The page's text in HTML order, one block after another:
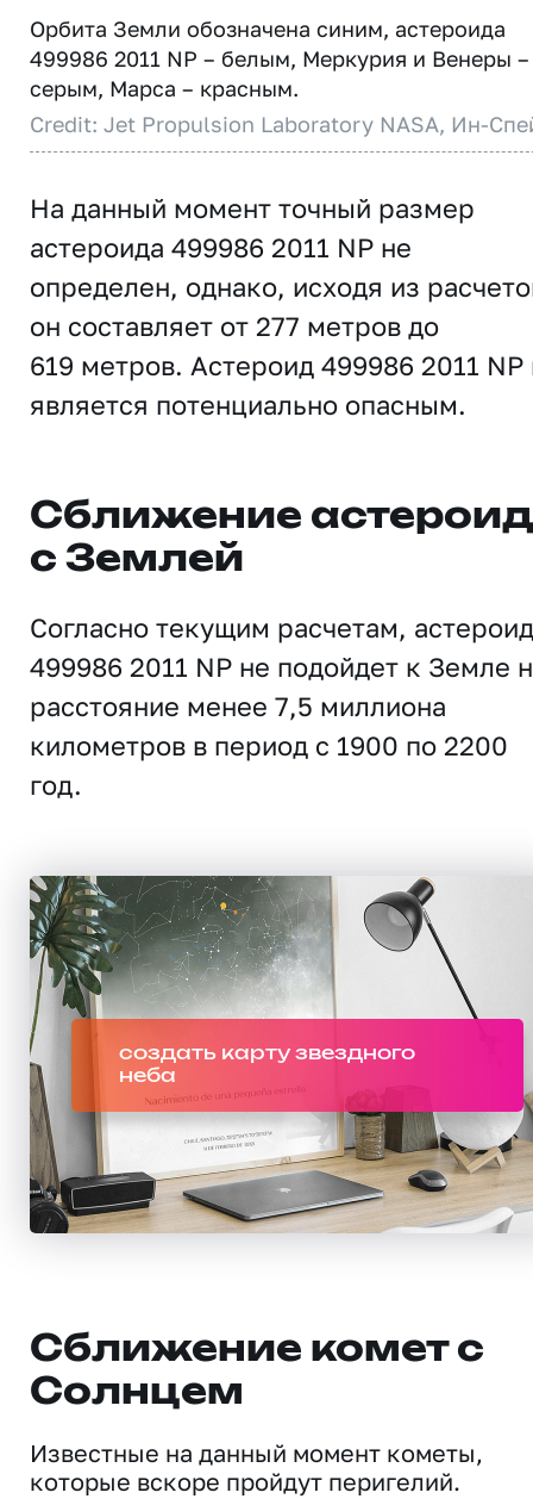
Орбита Земли обозначена синим, астероида
499986 2011 NP – белым, Меркурия и Венеры –
серым, Марса – красным.
Credit: Jet Propulsion Laboratory NASA, Ин-
На данный момент точный размер
астероида 499986 2011 NP не
определен, однако, исходя из
он составляет от 277 метров до
619 метров. Астероид 499986 2011 NP
является потенциально опасным.
Сближение
с Землей
Согласно текущим расчетам, астероид
499986 2011 NP не подойдет к Земле
расстояние менее 7,5 миллиона
километров в период с 1900 по 2200
год.
создать карту звездного
неба
Сближение комет с
Солнцем
Известные на данный момент кометы,
которые вскоре пройдут перигелий.